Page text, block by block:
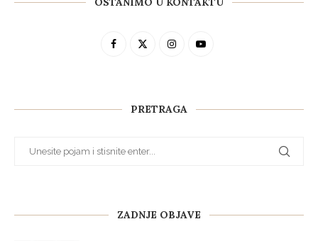
PRETRAGA
ZADNJE OBJAVE